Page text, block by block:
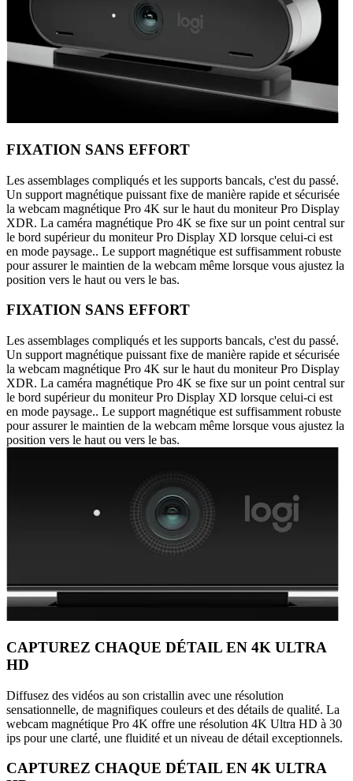
FIXATION SANS EFFORT
Les assemblages compliqués et les supports bancals, c'est du passé.
Un support magnétique puissant fixe de manière rapide et sécurisée
la webcam magnétique Pro 4K sur le haut du moniteur Pro Display
XDR. La caméra magnétique Pro 4K se fixe sur un point central sur
le bord supérieur du moniteur Pro Display XD lorsque celui-ci est
en mode paysage.. Le support magnétique est suffisamment robuste
pour assurer le maintien de la webcam même lorsque vous ajustez la
position vers le haut ou vers le bas.
FIXATION SANS EFFORT
Les assemblages compliqués et les supports bancals, c'est du passé.
Un support magnétique puissant fixe de manière rapide et sécurisée
la webcam magnétique Pro 4K sur le haut du moniteur Pro Display
XDR. La caméra magnétique Pro 4K se fixe sur un point central sur
le bord supérieur du moniteur Pro Display XD lorsque celui-ci est
en mode paysage.. Le support magnétique est suffisamment robuste
pour assurer le maintien de la webcam même lorsque vous ajustez la
position vers le haut ou vers le bas.
CAPTUREZ CHAQUE DÉTAIL EN 4K ULTRA
HD
Diffusez des vidéos au son cristallin avec une résolution
sensationnelle, de magnifiques couleurs et des détails de qualité. La
webcam magnétique Pro 4K offre une résolution 4K Ultra HD à 30
ips pour une clarté, une fluidité et un niveau de détail exceptionnels.
CAPTUREZ CHAQUE DÉTAIL EN 4K ULTRA